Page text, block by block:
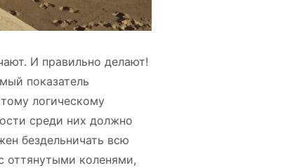
И правильно делают!
показатель
логическому
среди них должно
бездельничать всю
оттянутыми коленями,